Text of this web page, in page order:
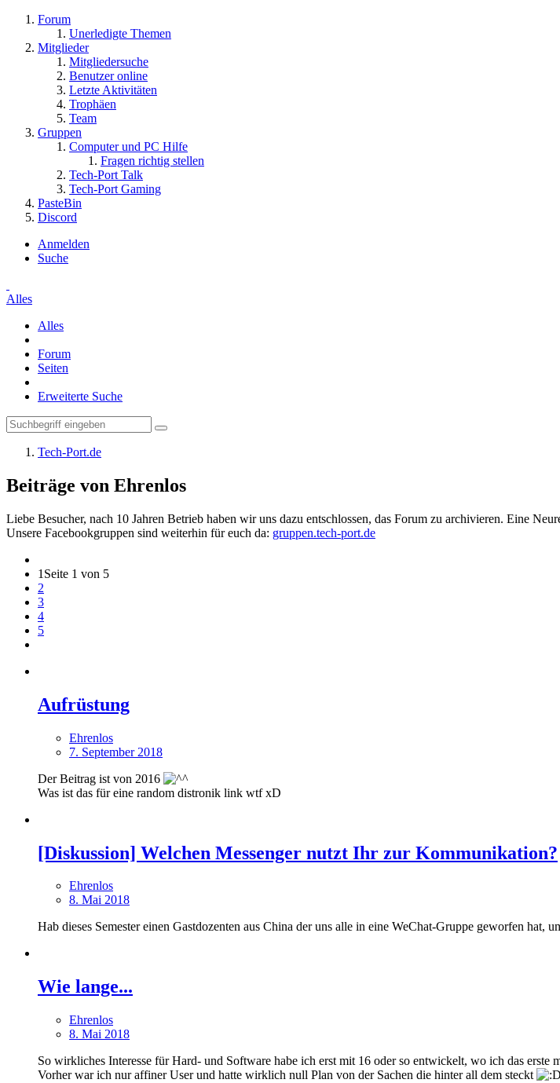
Forum
Unerledigte Themen
Mitglieder
Mitgliedersuche
Benutzer online
Letzte Aktivitäten
Trophäen
Team
Gruppen
Computer und PC Hilfe
Fragen richtig stellen
Tech-Port Talk
Tech-Port Gaming
PasteBin
Discord
Anmelden
Suche
Alles
Alles
Forum
Seiten
Erweiterte Suche
Tech-Port.de
Beiträge von Ehrenlos
Liebe Besucher, nach 10 Jahren Betrieb haben wir uns dazu entschlossen, das Forum zu archivieren. Eine
Unsere Facebookgruppen sind weiterhin für euch da: gruppen.tech-port.de
1 Seite 1 von 5
2
3
4
5
Aufrüstung
Ehrenlos
7. September 2018
Der Beitrag ist von 2016
Was ist das für eine random distronik link wtf xD
[Diskussion] Welchen Messenger nutzt Ihr zur Kommunikation?
Ehrenlos
8. Mai 2018
Hab dieses Semester einen Gastdozenten aus China der uns alle in eine WeChat-Gruppe geworfen
Wie lange...
Ehrenlos
8. Mai 2018
So wirkliches Interesse für Hard- und Software habe ich erst mit 16 oder so entwickelt, wo ich das
Vorher war ich nur affiner User und hatte wirklich null Plan von der Sachen die hinter all dem steckt